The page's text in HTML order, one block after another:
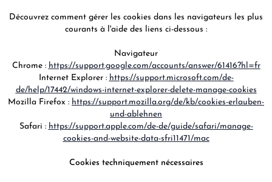
Découvrez comment gérer les cookies dans les navigateurs les plus
courants à l'aide des liens ci-dessous :
Navigateur
Chrome : https://support.google.com/accounts/answer/61416?hl=fr
Internet Explorer : https://support.microsoft.com/de-
de/help/17442/windows-internet-explorer-delete-manage-cookies
Mozilla Firefox : https://support.mozilla.org/de/kb/cookies-erlauben-
und-ablehnen
Safari : https://support.apple.com/de-de/guide/safari/manage-
cookies-and-website-data-sfri11471/mac
Cookies techniquement nécessaires